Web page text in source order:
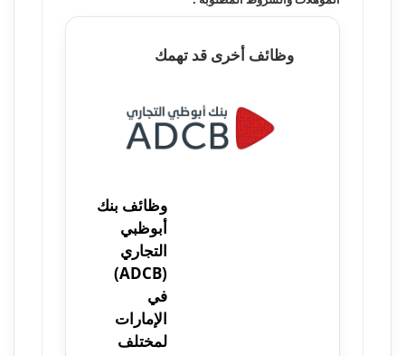
وظائف أخرى قد تهمك
وظائف بنك
أبوظبي
التجاري
(ADCB)
في
الإمارات
لمختلف